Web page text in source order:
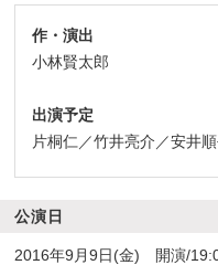
作・演出
小林賢太郎
出演予定
片桐仁／竹井亮介／安井
公演日
2016年9月9日(金) 開演/